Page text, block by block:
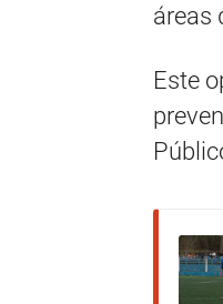
áreas
Este